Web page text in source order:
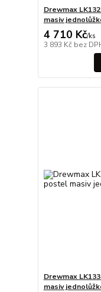
Drewmax
masiv
4 710 Kč/ks
3 893 Kč bez
Drewmax
masiv